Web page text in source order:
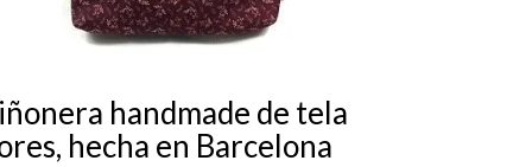
handmade de tela
hecha en Barcelona